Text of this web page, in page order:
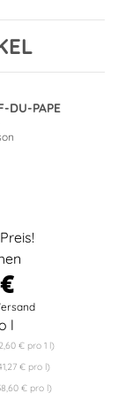
DU-PAPE
l
€ pro 1 l)
€ pro l)
€ pro l)